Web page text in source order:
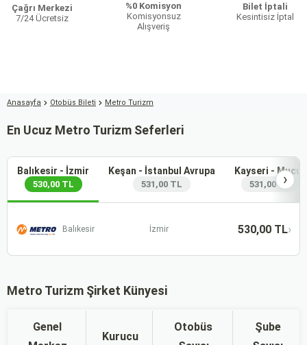
Çağrı Merkezi
7/24 Ücretsiz
%0 Komisyon
Komisyonsuz
Alışveriş
Bilet İptali
Kesintisiz İptal
Anasayfa Otobüs Bileti Metro Turizm
En Ucuz Metro Turizm Seferleri
Balıkesir - İzmir
530,00 TL
Keşan - İstanbul Avrupa
531,00 TL
Kayseri - Mucur
531,00 TL
›
Balıkesir İzmir 530,00 TL›
Metro Turizm Şirket Künyesi
Genel
Kurucu
Otobüs
Şube